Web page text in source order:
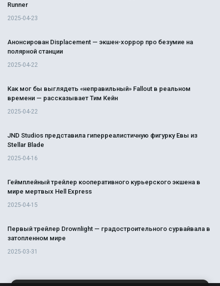
Runner
2025-04-23
Анонсирован Displacement — экшен-хоррор про безумие на
полярной станции
2025-04-22
Как мог бы выглядеть «неправильный» Fallout в реальном
времени — рассказывает Тим Кейн
2025-04-22
JND Studios представила гиперреалистичную фигурку Евы из
Stellar Blade
2025-04-16
Геймплейный трейлер кооперативного курьерского экшена в
мире мертвых Hell Express
2025-04-15
Первый трейлер Drownlight — градостроительного сурвайвала в
затопленном мире
2025-03-31